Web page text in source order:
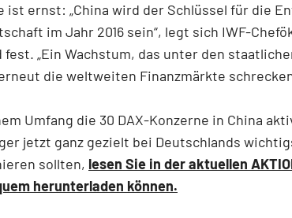
ist ernst: „China wird der Schlüssel für die
im Jahr 2016 sein“, legt sich IWF-
fest. „Ein Wachstum, das unter den
die weltweiten Finanzmärkte
Umfang die 30 DAX-Konzerne in China
jetzt ganz gezielt bei Deutschlands
sollten, lesen Sie in der aktuellen
herunterladen können.